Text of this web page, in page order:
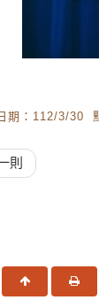
期：112/3/30
則
回頂端 友